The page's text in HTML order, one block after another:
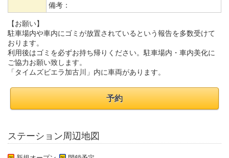
備考：
【お願い】
駐車場内や車内にゴミが放置されているという報告を多数受けて
おります。
利用後はゴミを必ずお持ち帰りください。駐車場内・車内美化に
ご協力お願い致します。
「タイムズビエラ加古川」内に車両があります。
予約
ステーション周辺地図